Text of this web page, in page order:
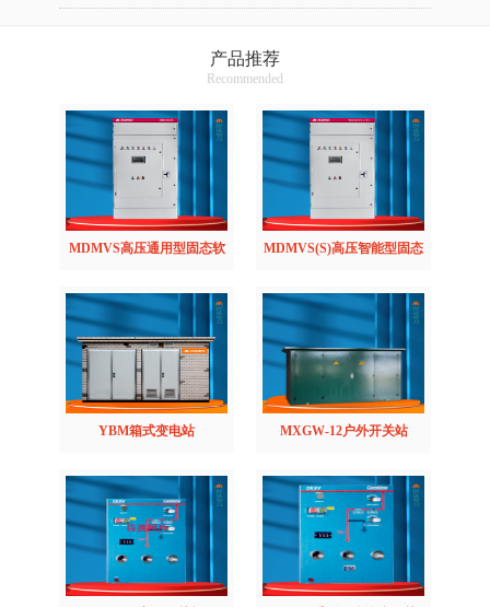
产品推荐
Recommended
MDMVS高压通用型固态软 MDMVS(S)高压智能型固态
YBM箱式变电站 MXGW-12户外开关站